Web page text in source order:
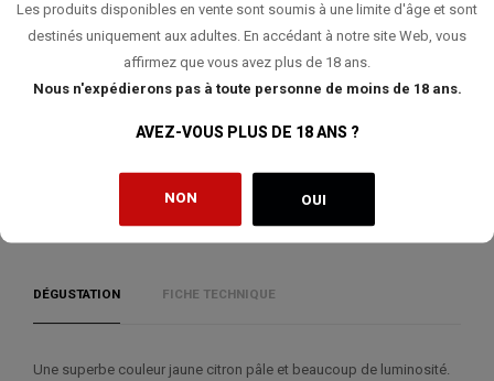
Les produits disponibles en vente sont soumis à une limite d'âge et sont
destinés uniquement aux adultes. En accédant à notre site Web, vous
affirmez que vous avez plus de 18 ans.
Nous n'expédierons pas à toute personne de moins de 18 ans.
AVEZ-VOUS PLUS DE 18 ANS ?
NON OUI
AJOUTER À MA LISTE DE SOUHAITS
DÉGUSTATION FICHE TECHNIQUE
Une superbe couleur jaune citron pâle et beaucoup de luminosité.